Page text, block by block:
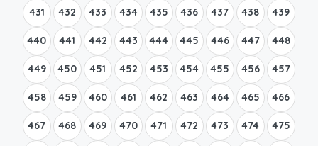
431 432 433 434 435 436 437 438 439
440 441 442 443 444 445 446 447 448
449 450 451 452 453 454 455 456 457
458 459 460 461 462 463 464 465 466
467 468 469 470 471 472 473 474 475